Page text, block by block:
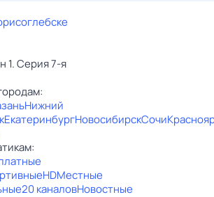
1. Серия 7-я
Нижний
ЕкатеринбургНовосибирскСочи
HDМестные
20 каналовНовостные